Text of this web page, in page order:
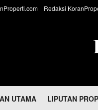
Redaksi
UTAMA LIPUTAN